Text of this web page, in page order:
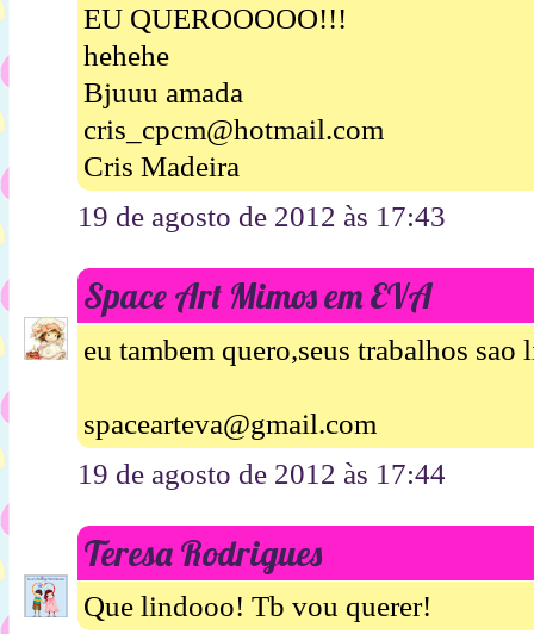
EU QUEROOOOO!!!
hehehe
Bjuuu amada
cris_cpcm@hotmail.com
Cris Madeira
19 de agosto de 2012 às 17:43
Space Art Mimos em EVA
eu tambem quero,seus trabalhos sao
spacearteva@gmail.com
19 de agosto de 2012 às 17:44
Teresa Rodrigues
Que lindooo! Tb vou querer!